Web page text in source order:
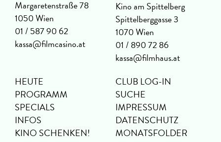
Margaretenstraße 78
1050 Wien
01 / 587 90 62
kassa@filmcasino.at
Kino am Spittelberg
Spittelberggasse 3
1070 Wien
01 / 890 72 86
kassa@filmhaus.at
HEUTE
PROGRAMM
SPECIALS
INFOS
KINO SCHENKEN!
CLUB LOG-IN
SUCHE
IMPRESSUM
DATENSCHUTZ
MONATSFOLDER